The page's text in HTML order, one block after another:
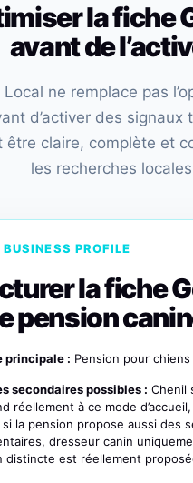
la fiche
avant de
ne remplace pas
d’activer des signaux
être claire, complète et
les recherches
BUSINESS PROFILE
la fiche
pension
principale : Pension pour chiens
secondaires possibles : Chenil
réellement à ce mode
si la pension propose aussi des
dresseur canin
distincte est réellement